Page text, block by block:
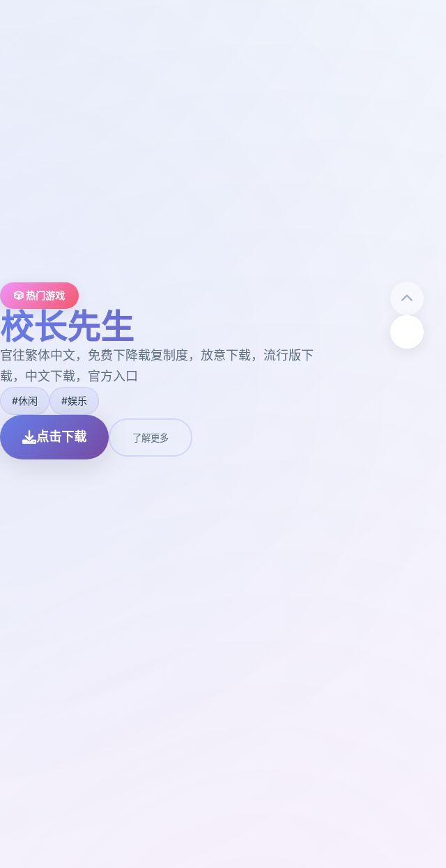
🎲 热门游戏
校长先生
官往繁体中文，免费下降载复制度，放意下载，流行版下
载，中文下载，官方入口
#休闲 #娱乐
点击下载 了解更多